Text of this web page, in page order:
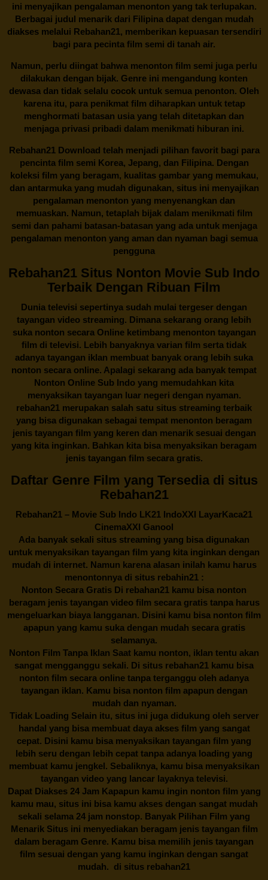
ini menyajikan pengalaman menonton yang tak terlupakan.
Berbagai judul menarik dari Filipina dapat dengan mudah
diakses melalui Rebahan21, memberikan kepuasan tersendiri
bagi para pecinta film semi di tanah air.
Namun, perlu diingat bahwa menonton film semi juga perlu
dilakukan dengan bijak. Genre ini mengandung konten
dewasa dan tidak selalu cocok untuk semua penonton. Oleh
karena itu, para penikmat film diharapkan untuk tetap
menghormati batasan usia yang telah ditetapkan dan
menjaga privasi pribadi dalam menikmati hiburan ini.
Rebahan21Download telah menjadi pilihan favorit bagi para
pencinta film semi Korea, Jepang, dan Filipina. Dengan
koleksi film yang beragam, kualitas gambar yang memukau,
dan antarmuka yang mudah digunakan, situs ini menyajikan
pengalaman menonton yang menyenangkan dan
memuaskan. Namun, tetaplah bijak dalam menikmati film
semi dan pahami batasan-batasan yang ada untuk menjaga
pengalaman menonton yang aman dan nyaman bagi semua
pengguna
Rebahan21 Situs Nonton Movie Sub Indo
Terbaik Dengan Ribuan Film
Dunia televisi sepertinya sudah mulai tergeser dengan
tayangan video streaming. Dimana sekarang orang lebih
suka nonton secara Online ketimbang menonton tayangan
film di televisi. Lebih banyaknya varian film serta tidak
adanya tayangan iklan membuat banyak orang lebih suka
nonton secara online. Apalagi sekarang ada banyak tempat
Nonton Online Sub Indo yang memudahkan kita
menyaksikan tayangan luar negeri dengan nyaman.
rebahan21 merupakan salah satu situs streaming terbaik
yang bisa digunakan sebagai tempat menonton beragam
jenis tayangan film yang keren dan menarik sesuai dengan
yang kita inginkan. Bahkan kita bisa menyaksikan beragam
jenis tayangan film secara gratis.
Daftar Genre Film yang Tersedia di situs
Rebahan21
Rebahan21 – Movie Sub Indo LK21 IndoXXI LayarKaca21
CinemaXXI Ganool
Ada banyak sekali situs streaming yang bisa digunakan
untuk menyaksikan tayangan film yang kita inginkan dengan
mudah di internet. Namun karena alasan inilah kamu harus
menontonnya di situs rebahin21 :
Nonton Secara Gratis Di rebahan21 kamu bisa nonton
beragam jenis tayangan video film secara gratis tanpa harus
mengeluarkan biaya langganan. Disini kamu bisa nonton film
apapun yang kamu suka dengan mudah secara gratis
selamanya.
Nonton Film Tanpa Iklan Saat kamu nonton, iklan tentu akan
sangat mengganggu sekali. Di situs rebahan21 kamu bisa
nonton film secara online tanpa terganggu oleh adanya
tayangan iklan. Kamu bisa nonton film apapun dengan
mudah dan nyaman.
Tidak Loading Selain itu, situs ini juga didukung oleh server
handal yang bisa membuat daya akses film yang sangat
cepat. Disini kamu bisa menyaksikan tayangan film yang
lebih seru dengan lebih cepat tanpa adanya loading yang
membuat kamu jengkel. Sebaliknya, kamu bisa menyaksikan
tayangan video yang lancar layaknya televisi.
Dapat Diakses 24 Jam Kapapun kamu ingin nonton film yang
kamu mau, situs ini bisa kamu akses dengan sangat mudah
sekali selama 24 jam nonstop. Banyak Pilihan Film yang
Menarik Situs ini menyediakan beragam jenis tayangan film
dalam beragam Genre. Kamu bisa memilih jenis tayangan
film sesuai dengan yang kamu inginkan dengan sangat
mudah. di situs rebahan21